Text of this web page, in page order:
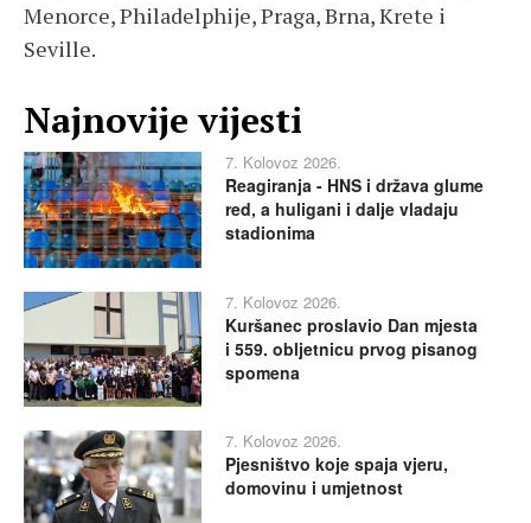
Menorce, Philadelphije, Praga, Brna, Krete i
Seville.
Najnovije vijesti
7. Kolovoz 2026.
Reagiranja - HNS i država glume
red, a huligani i dalje vladaju
stadionima
7. Kolovoz 2026.
Kuršanec proslavio Dan mjesta
i 559. obljetnicu prvog pisanog
spomena
7. Kolovoz 2026.
Pjesništvo koje spaja vjeru,
domovinu i umjetnost